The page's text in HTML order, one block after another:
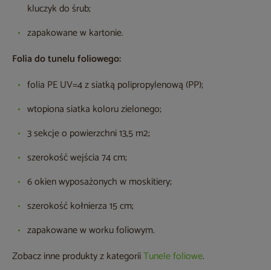
kluczyk do śrub;
zapakowane w kartonie.
Folia do tunelu foliowego:
folia PE UV=4 z siatką polipropylenową (PP);
wtopiona siatka koloru zielonego;
3 sekcje o powierzchni 13,5 m2;
szerokość wejścia 74 cm;
6 okien wyposażonych w moskitiery;
szerokość kołnierza 15 cm;
zapakowane w worku foliowym.
Zobacz inne produkty z kategoriiTunele foliowe.